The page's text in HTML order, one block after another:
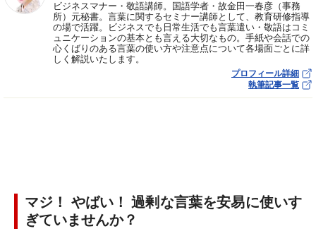
ビジネスマナー・敬語講師。国語学者・故金田一春彦（事務
所）元秘書。言葉に関するセミナー講師として、教育研修指導
の場で活躍。ビジネスでも日常生活でも言葉遣い・敬語はコミ
ュニケーションの基本とも言える大切なもの。手紙や会話での
心くばりのある言葉の使い方や注意点について各場面ごとに詳
しく解説いたします。
プロフィール詳細
執筆記事一覧
マジ！ やばい！ 過剰な言葉を安易に使いす
ぎていませんか？